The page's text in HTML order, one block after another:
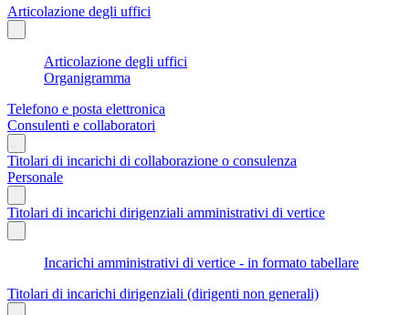
Articolazione degli uffici
Articolazione degli uffici
Organigramma
Telefono e posta elettronica
Consulenti e collaboratori
Titolari di incarichi di collaborazione o consulenza
Personale
Titolari di incarichi dirigenziali amministrativi di vertice
Incarichi amministrativi di vertice - in formato tabellare
Titolari di incarichi dirigenziali (dirigenti non generali)